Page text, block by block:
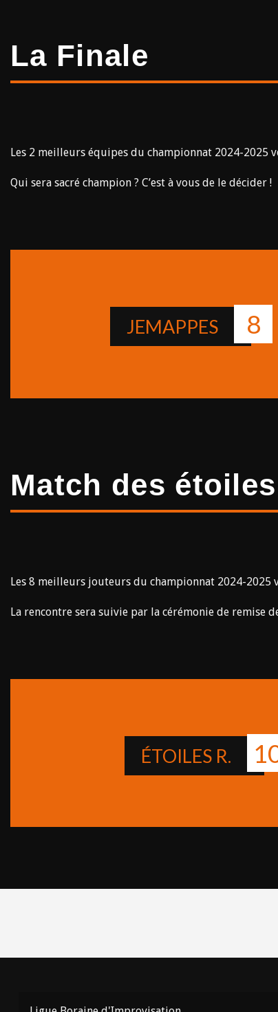
La Finale
Les 2 meilleurs équipes du championnat 2024-2025
Qui sera sacré champion ? C’est à vous de le décider !
JEMAPPES 8
Match des étoiles
Les 8 meilleurs jouteurs du championnat 2024-2025
La rencontre sera suivie par la cérémonie de remise
ÉTOILES R.